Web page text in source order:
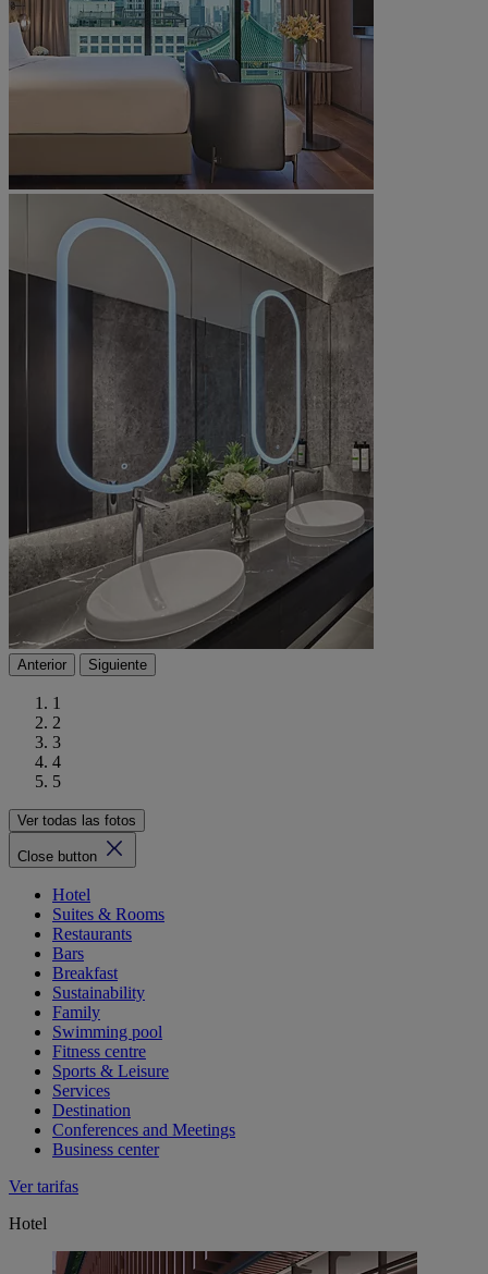
Anterior Siguiente
1
2
3
4
5
Ver todas las fotos
Close button
Hotel
Suites & Rooms
Restaurants
Bars
Breakfast
Sustainability
Family
Swimming pool
Fitness centre
Sports & Leisure
Services
Destination
Conferences and Meetings
Business center
Ver tarifas
Hotel